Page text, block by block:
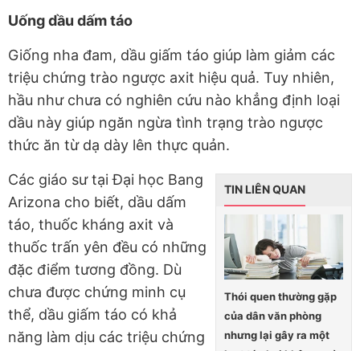
Uống dầu dấm táo
Giống nha đam, dầu giấm táo giúp làm giảm các
triệu chứng trào ngược axit hiệu quả. Tuy nhiên,
hầu như chưa có nghiên cứu nào khẳng định loại
dầu này giúp ngăn ngừa tình trạng trào ngược
thức ăn từ dạ dày lên thực quản.
TIN LIÊN QUAN
Thói quen thường gặp
của dân văn phòng
nhưng lại gây ra một
Các giáo sư tại Đại học Bang
Arizona cho biết, dầu dấm
táo, thuốc kháng axit và
thuốc trấn yên đều có những
đặc điểm tương đồng. Dù
chưa được chứng minh cụ
thể, dầu giấm táo có khả
năng làm dịu các triệu chứng